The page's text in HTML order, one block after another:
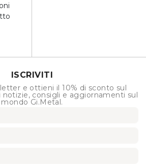
ISCRIVITI
e ottieni il 10% di sconto sul
consigli e aggiornamenti sul
mondo Gi.Metal.